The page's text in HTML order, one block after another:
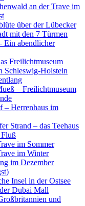
an der Trave im
über der Lübecker
mit den 7 Türmen
Ein abendlicher
Freilichtmuseum
Schleswig-Holstein
– Freilichtmuseum
– Herrenhaus im
Strand – das Teehaus
Fluß
im Sommer
im Winter
im Dezember
Insel in der Ostsee
Dubai Mall
und